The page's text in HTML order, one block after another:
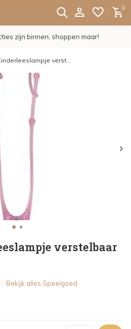
0
zijn binnen, shoppen maar!
verst...
verstelbaar
Bekijk alles Speelgoed